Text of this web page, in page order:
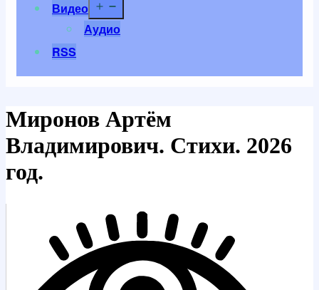
Видео
Аудио
RSS
Миронов Артём
Владимирович. Стихи. 2026
год.